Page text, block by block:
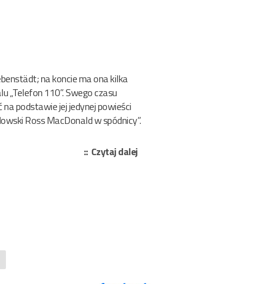
na koncie ma ona kilka
„Telefon 110”. Swego czasu
podstawie jej jedynej powieści
Ross MacDonald w spódnicy”.
Czytaj dalej„Tom